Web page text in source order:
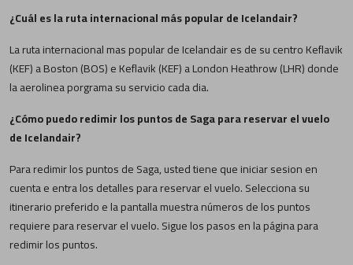
¿Cuál es la ruta internacional más popular de Icelandair?
La ruta internacional mas popular de Icelandair es de su centro Keflavik
(KEF) a Boston (BOS) e Keflavik (KEF) a London Heathrow (LHR) donde
la aerolinea porgrama su servicio cada dia.
¿Cómo puedo redimir los puntos de Saga para reservar el vuelo
de Icelandair?
Para redimir los puntos de Saga, usted tiene que iniciar sesion en
cuenta e entra los detalles para reservar el vuelo. Selecciona su
itinerario preferido e la pantalla muestra números de los puntos
requiere para reservar el vuelo. Sigue los pasos en la página para
redimir los puntos.